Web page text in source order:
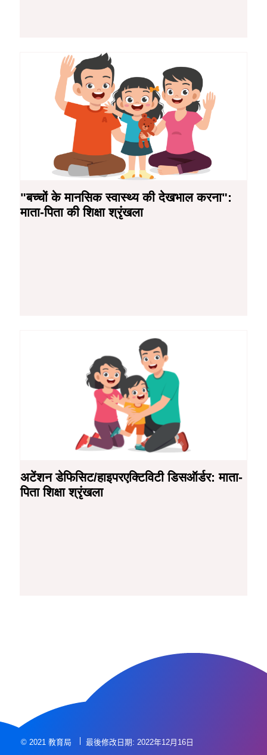
"बच्चों के मानसिक स्वास्थ्य की देखभाल करना":
माता-पिता की शिक्षा श्रृंखला
अटेंशन डेफिसिट/हाइपरएक्टिविटी डिसऑर्डर: माता-
पिता शिक्षा श्रृंखला
© 2021 教育局 最後修改日期: 2022年12月16日